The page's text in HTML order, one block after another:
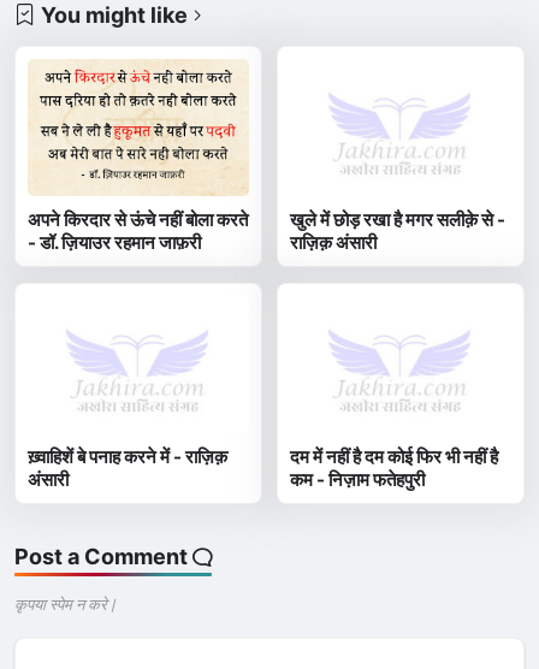
You might like
अपने किरदार से ऊंचे नहीं बोला करते
- डॉ. ज़ियाउर रहमान जाफ़री
खुले में छोड़ रखा है मगर सलीक़े से -
राज़िक़ अंसारी
ख़्वाहिशें बे पनाह करने में - राज़िक़
अंसारी
दम में नहीं है दम कोई फिर भी नहीं है
कम - निज़ाम फतेहपुरी
Post a Comment
कृपया स्पेम न करे |